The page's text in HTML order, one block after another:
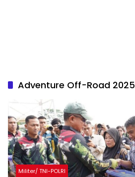
Adventure Off-Road 2025
Militer/ TNI-POLRI